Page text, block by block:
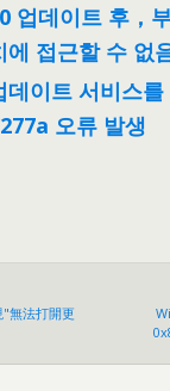
업데이트 후，
에 접근할 수 없
이트 서비스를
오류 발생
無法打開更